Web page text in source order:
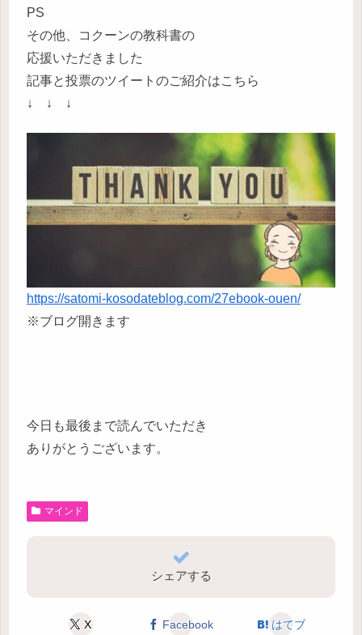
PS
その他、コクーンの教科書の
応援いただきました
記事と投票のツイートのご紹介はこちら
↓ ↓ ↓
https://satomi-kosodateblog.com/27ebook-ouen/
※ブログ開きます
今日も最後まで読んでいただき
ありがとうございます。
マインド
シェアする
X Facebook はてブ